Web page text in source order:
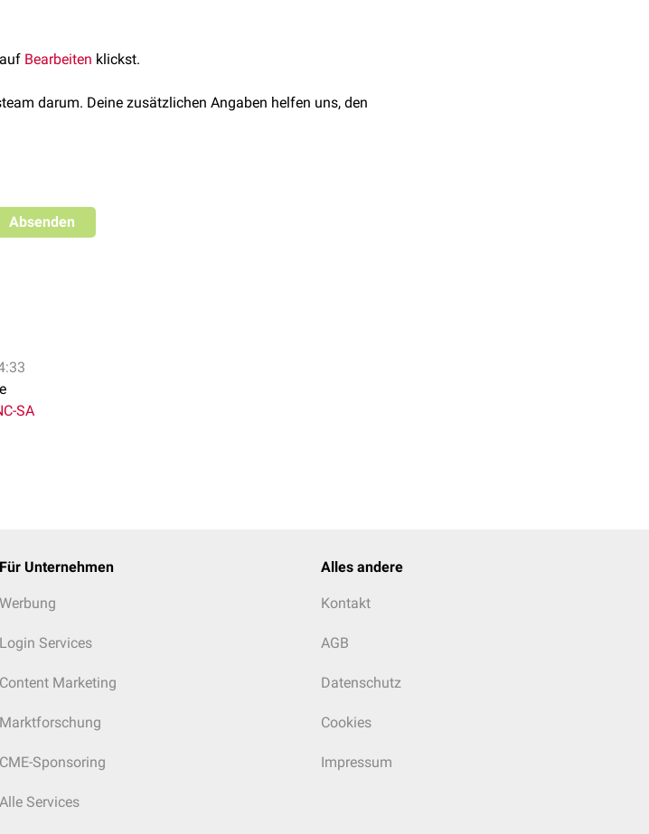
Bearbeiten klickst.
darum. Deine zusätzlichen Angaben helfen uns, den
Absenden
SA
Für Unternehmen
Werbung
Login Services
Content Marketing
Marktforschung
CME-Sponsoring
Alle Services
Alles andere
Kontakt
AGB
Datenschutz
Cookies
Impressum